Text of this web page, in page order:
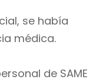
se había
médica.
de SAME